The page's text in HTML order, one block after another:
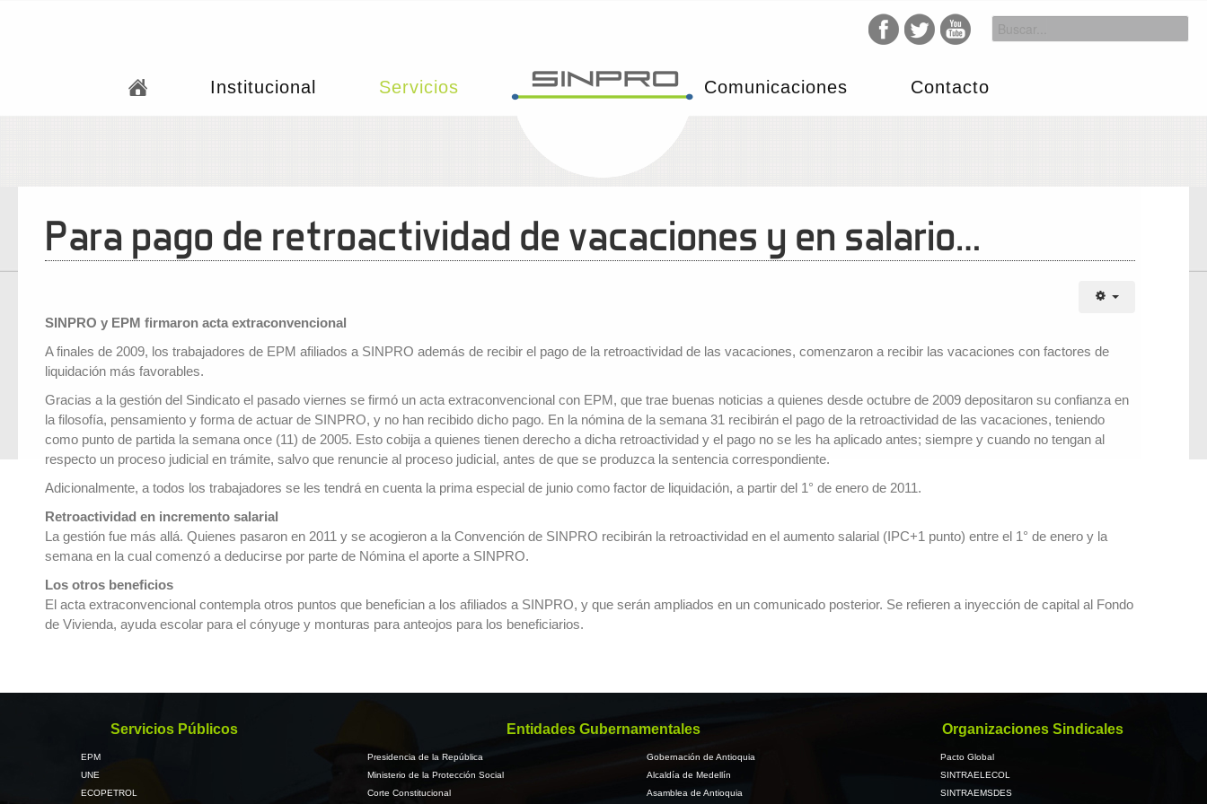
Institucional Servicios Comunicaciones Contacto
Para pago de retroactividad de vacaciones y en salario…
SINPRO y EPM firmaron acta extraconvencional
A finales de 2009, los trabajadores de EPM afiliados a SINPRO además de recibir el pago de la retroactividad de las vacaciones, comenzaron a recibir las vacaciones con factores de
liquidación más favorables.
Gracias a la gestión del Sindicato el pasado viernes se firmó un acta extraconvencional con EPM, que trae buenas noticias a quienes desde octubre de 2009 depositaron su confianza en
la filosofía, pensamiento y forma de actuar de SINPRO, y no han recibido dicho pago. En la nómina de la semana 31 recibirán el pago de la retroactividad de las vacaciones, teniendo
como punto de partida la semana once (11) de 2005. Esto cobija a quienes tienen derecho a dicha retroactividad y el pago no se les ha aplicado antes; siempre y cuando no tengan al
respecto un proceso judicial en trámite, salvo que renuncie al proceso judicial, antes de que se produzca la sentencia correspondiente.
Adicionalmente, a todos los trabajadores se les tendrá en cuenta la prima especial de junio como factor de liquidación, a partir del 1° de enero de 2011.
Retroactividad en incremento salarial
La gestión fue más allá. Quienes pasaron en 2011 y se acogieron a la Convención de SINPRO recibirán la retroactividad en el aumento salarial (IPC+1 punto) entre el 1° de enero y la
semana en la cual comenzó a deducirse por parte de Nómina el aporte a SINPRO.
Los otros beneficios
El acta extraconvencional contempla otros puntos que benefician a los afiliados a SINPRO, y que serán ampliados en un comunicado posterior. Se refieren a inyección de capital al Fondo
de Vivienda, ayuda escolar para el cónyuge y monturas para anteojos para los beneficiarios.
Servicios Públicos
EPM
UNE
ECOPETROL
Entidades Gubernamentales
Presidencia de la República
Ministerio de la Protección Social
Corte Constitucional
Gobernación de Antioquia
Alcaldía de Medellín
Asamblea de Antioquia
Organizaciones Sindicales
Pacto Global
SINTRAELECOL
SINTRAEMSDES